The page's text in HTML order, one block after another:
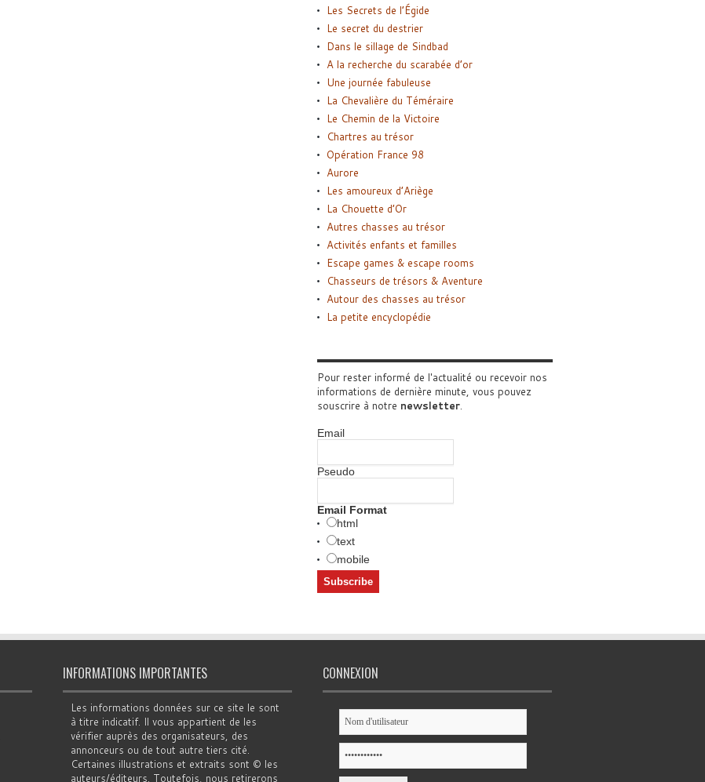
Les Secrets de l’Égide
Le secret du destrier
Dans le sillage de Sindbad
A la recherche du scarabée d’or
Une journée fabuleuse
La Chevalière du Téméraire
Le Chemin de la Victoire
Chartres au trésor
Opération France 98
Aurore
Les amoureux d’Ariège
La Chouette d’Or
Autres chasses au trésor
Activités enfants et familles
Escape games & escape rooms
Chasseurs de trésors & Aventure
Autour des chasses au trésor
La petite encyclopédie
Pour rester informé de l'actualité ou recevoir nos
informations de dernière minute, vous pouvez
souscrire à notre newsletter.
Email
Pseudo
Email Format
html
text
mobile
INFORMATIONS IMPORTANTES
Les informations données sur ce site le sont
à titre indicatif. Il vous appartient de les
vérifier auprès des organisateurs, des
annonceurs ou de tout autre tiers cité.
Certaines illustrations et extraits sont © les
auteurs/éditeurs. Toutefois, nous retirerons
CONNEXION